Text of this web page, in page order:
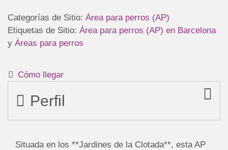
Categorías de Sitio: Área para perros (AP)
Etiquetas de Sitio: Área para perros (AP) en Barcelona
y Áreas para perros
Cómo llegar
Perfil
Situada en los **Jardines de la Clotada**, esta AP